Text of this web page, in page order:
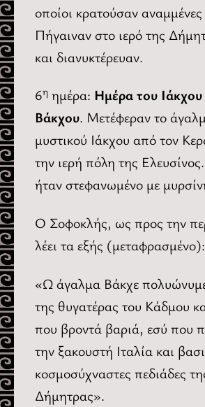
οποίοι κρατούσαν
Πήγαιναν στο ιερό της
και διανυκτέρευαν.
6η ημέρα: Ημέρα του
Βάκχου. Μετέφεραν το
μυστικού Ιάκχου από τον
την ιερή πόλη της
ήταν στεφανωμένο με
Ο Σοφοκλής, ως προς την
λέει τα εξής (μεταφρασμένο):
«Ω άγαλμα Βάκχε
της θυγατέρας του Κάδμου
που βροντά βαριά, εσύ που
την ξακουστή Ιταλία και
κοσμοσύχναστες πεδιάδες
Δήμητρας».